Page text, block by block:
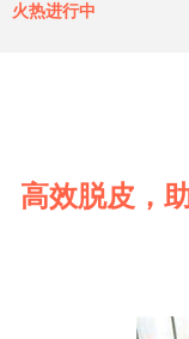
火热进行中
高效脱皮，